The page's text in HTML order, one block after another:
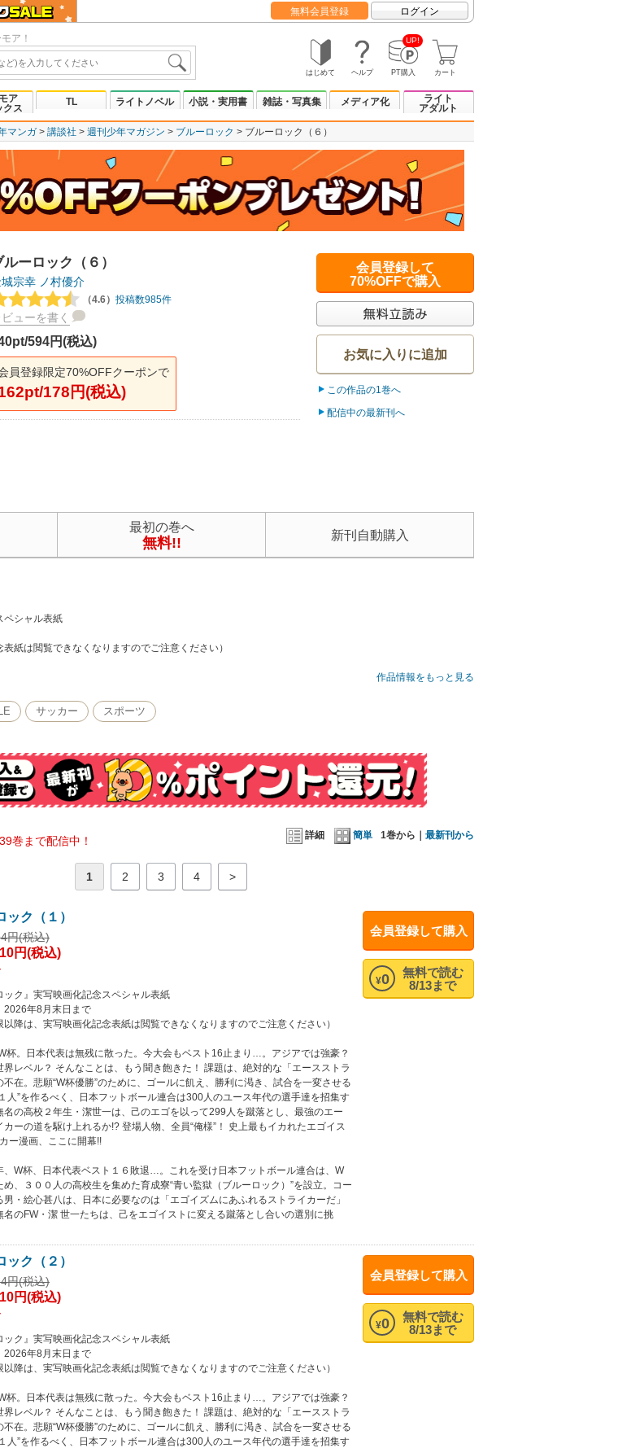
無料会員登録 ログイン
ア！
はじめて ヘルプ
UP!
PT購入 カート
ア
クス
TL ライトノベル 小説・実用書 雑誌・写真集 メディア化
ライト
アダルト
マンガ 講談社 週刊少年マガジン ブルーロック ブルーロック（６）
ルーロック（６）
宗幸 ノ村優介
（4.6） 投稿数985件
ビューを書く
594円(税込)
員登録限定70%OFFクーポンで
178円(税込)
会員登録して
70%OFFで購入
お気に入りに追加
この作品の1巻へ
配信中の最新刊へ
最初の巻へ
無料!! 新刊自動購入
ペシャル表紙
紙は閲覧できなくなりますのでご注意ください）
った。今大会もベスト16止まり…。アジアでは強豪？ 組織力は世界レベル？ そんなことは、もう聞き飽き
合は300人のユース年代の選手達を招集する。まだ無名の高校２年生・潔世一は、己のエゴを以って299人
ーの道を駆け上れるか!? 登場人物、全員“俺様”！ 史上最もイカれたエゴイストFWサッカー漫画、ここに
考を突破した潔たちチームZは、１人ずつ扉を開き、独力で挑む二次選考へ！ 進んだ先に待っていたのは
。その訓練内容とは!? さらに明らかになる二次選考の全容！ 未知のストライカーたちとの出会い
を待つ!!
作品情報をもっと見る
サッカー スポーツ
詳細 簡単 1巻から｜ 最新刊から
39巻まで配信中！
1 2 3 4 >
会員登録して購入
無料で読む
8/13まで
¥0
ック（１）
円(税込)
円(税込)
ック』実写映画化記念スペシャル表紙
2026年8月末日まで
以降は、実写映画化記念表紙は閲覧できなくなりますのでご注意ください）
杯。日本代表は無残に散った。今大会もベスト16止まり…。アジアでは強豪？
界レベル？ そんなことは、もう聞き飽きた！ 課題は、絶対的な「エースストラ
不在。悲願“W杯優勝”のために、ゴールに飢え、勝利に渇き、試合を一変させる
人”を作るべく、日本フットボール連合は300人のユース年代の選手達を招集す
名の高校２年生・潔世一は、己のエゴを以って299人を蹴落とし、最強のエー
カーの道を駆け上れるか!? 登場人物、全員“俺様”！ 史上最もイカれたエゴイス
ー漫画、ここに開幕!!
、W杯、日本代表ベスト１６敗退…。これを受け日本フットボール連合は、W
め、３００人の高校生を集めた育成寮“青い監獄（ブルーロック）”を設立。コー
男・絵心甚八は、日本に必要なのは「エゴイズムにあふれるストライカーだ」
名のFW・潔 世一たちは、己をエゴイストに変える蹴落とし合いの選別に挑
会員登録して購入
無料で読む
8/13まで
¥0
ック（２）
円(税込)
円(税込)
ック』実写映画化記念スペシャル表紙
2026年8月末日まで
以降は、実写映画化記念表紙は閲覧できなくなりますのでご注意ください）
杯。日本代表は無残に散った。今大会もベスト16止まり…。アジアでは強豪？
界レベル？ そんなことは、もう聞き飽きた！ 課題は、絶対的な「エースストラ
不在。悲願“W杯優勝”のために、ゴールに飢え、勝利に渇き、試合を一変させる
人”を作るべく、日本フットボール連合は300人のユース年代の選手達を招集す